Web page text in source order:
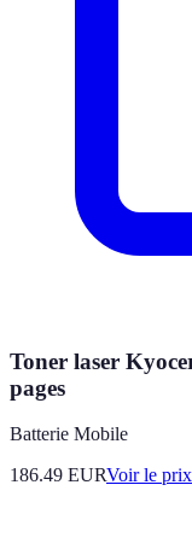
Toner laser
pages
Batterie Mobile
186.49 EURVoir le prix